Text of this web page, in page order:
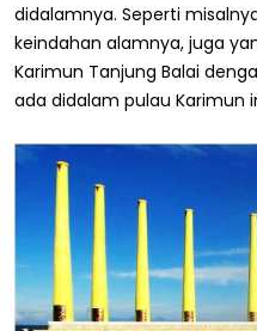
didalamnya. Seperti
keindahan alamnya, juga
Karimun Tanjung Balai
ada didalam pulau Karimun